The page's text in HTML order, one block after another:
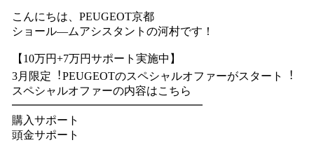
こんにちは、PEUGEOT京都
ショール―ムアシスタントの河村です！
【10万円+7万円サポート実施中】
3月限定︕PEUGEOTのスペシャルオファーがスタート︕
スペシャルオファーの内容はこちら
━━━━━━━━━━━━━━━━━
購入サポート
頭金サポート